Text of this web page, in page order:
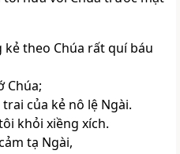
theo Chúa rất quí báu
Chúa;
của kẻ nô lệ Ngài.
khỏi xiềng xích.
tạ Ngài,